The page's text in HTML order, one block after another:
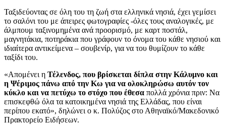
Ταξιδεύοντας σε όλη του τη ζωή στα ελληνικά νησιά, έχει γεμίσει
το σαλόνι του με άπειρες φωτογραφίες -όλες τους αναλογικές, με
άλμπουμ ταξινομημένα ανά προορισμό, με καρτ ποστάλ,
μαγνητάκια, ποτηράκια που γράφουν το όνομα του κάθε νησιού και
ιδιαίτερα αντικείμενα – σουβενίρ, για να του θυμίζουν το κάθε
ταξίδι του.
«Απομένει η Τέλενδος, που βρίσκεται δίπλα στην Κάλυμνο και
η Ψέριμος πάνω από την Κω για να ολοκληρώσω αυτόν τον
κύκλο και να πετύχω το στόχο που έθεσα πολλά χρόνια πριν: Να
επισκεφθώ όλα τα κατοικημένα νησιά της Ελλάδας, που είναι
περίπου εκατό», δηλώνει ο κ. Πολύζος στο Αθηναϊκό/Μακεδονικό
Πρακτορείο Ειδήσεων.